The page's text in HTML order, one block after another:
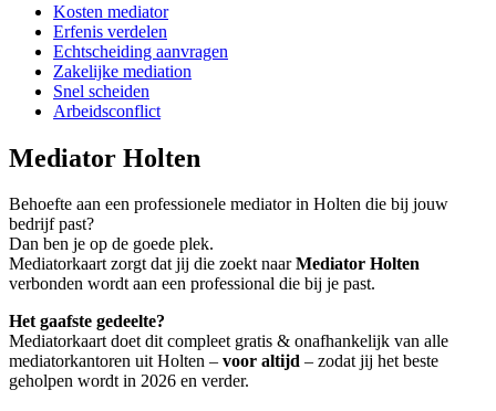
Kosten mediator
Erfenis verdelen
Echtscheiding aanvragen
Zakelijke mediation
Snel scheiden
Arbeidsconflict
Mediator Holten
Behoefte aan een professionele mediator in Holten die bij jouw
bedrijf past?
Dan ben je op de goede plek.
Mediatorkaart zorgt dat jij die zoekt naarMediator Holten
verbonden wordt aan een professional die bij je past.
Het gaafste gedeelte?
Mediatorkaart doet dit compleet gratis & onafhankelijk van alle
mediatorkantoren uit Holten – voor altijd – zodat jij het beste
geholpen wordt in 2026 en verder.